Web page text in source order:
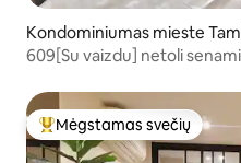
Kondominiumas mieste
609[Su vaizdu] netoli
Svečių mėgstamiausias
Mėgstamas svečių